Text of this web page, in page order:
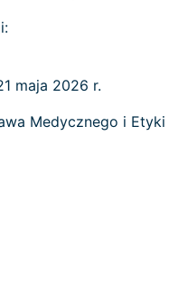
maja 2026 r.
Medycznego i